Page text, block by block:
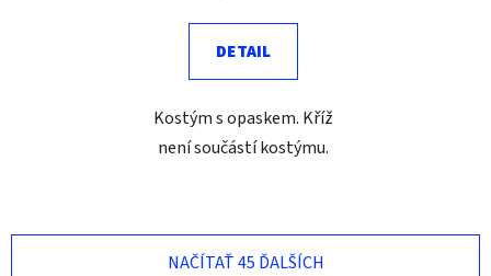
DETAIL
Kostým s opaskem. Kříž
není součástí kostýmu.
NAČÍTAŤ 45 ĎALŠÍCH